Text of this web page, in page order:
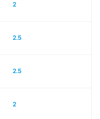
2
2.5
2.5
2